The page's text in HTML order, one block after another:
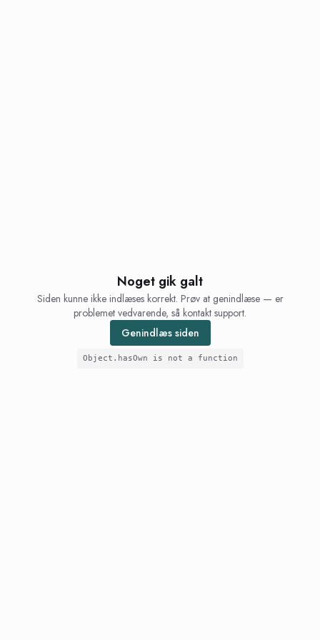
Noget gik galt
Siden kunne ikke indlæses korrekt. Prøv at genindlæse — er
problemet vedvarende, så kontakt support.
Genindlæs siden
Object.hasOwn is not a function